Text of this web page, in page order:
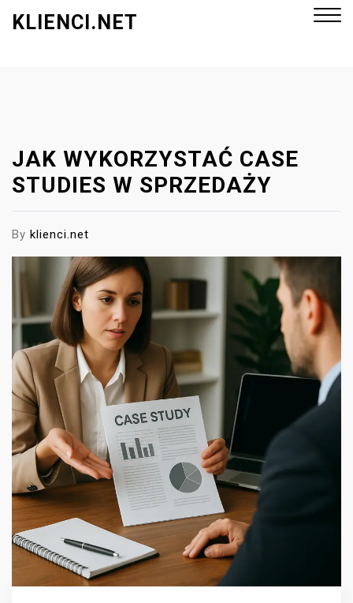
KLIENCI.NET
JAK WYKORZYSTAĆ CASE
STUDIES W SPRZEDAŻY
By klienci.net